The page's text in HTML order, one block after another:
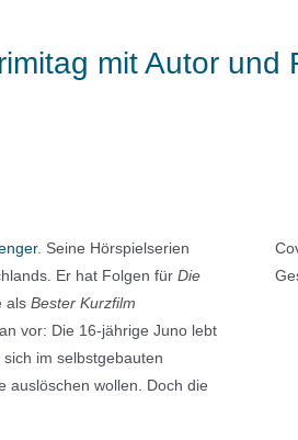
mit Autor und
. Seine Hörspielserien
Er hat Folgen für Die
als Bester Kurzfilm
vor: Die 16-jährige Juno lebt
im selbstgebauten
auslöschen wollen. Doch die